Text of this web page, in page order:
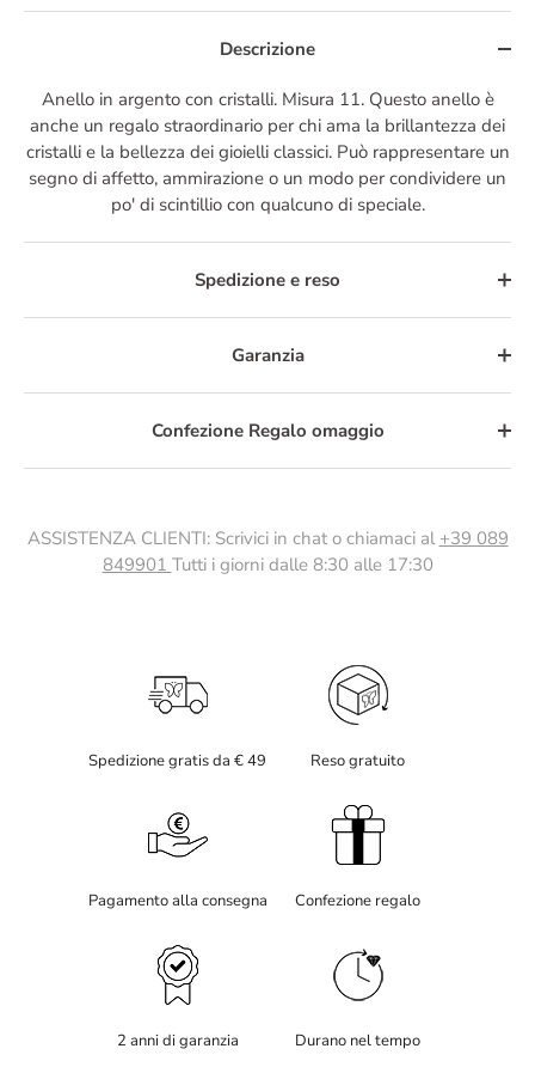
Descrizione
Anello in argento con cristalli. Misura 11. Questo anello è
anche un regalo straordinario per chi ama la brillantezza dei
cristalli e la bellezza dei gioielli classici. Può rappresentare un
segno di affetto, ammirazione o un modo per condividere un
po' di scintillio con qualcuno di speciale.
Spedizione e reso
Garanzia
Confezione Regalo omaggio
ASSISTENZA CLIENTI: Scrivici in chat o chiamaci al +39 089
849901 Tutti i giorni dalle 8:30 alle 17:30
Spedizione gratis da € 49 Reso gratuito
Pagamento alla consegna Confezione regalo
2 anni di garanzia Durano nel tempo